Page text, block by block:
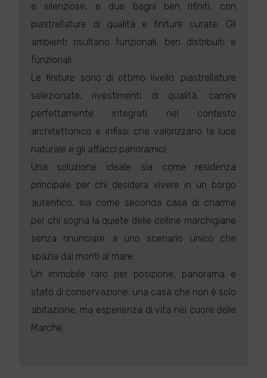
e silenziose, e due bagni ben rifiniti, con
piastrellature di qualità e finiture curate. Gli
ambienti risultano funzionali, ben distribuiti e
funzionali.
Le finiture sono di ottimo livello: piastrellature
selezionate, rivestimenti di qualità, camini
perfettamente integrati nel contesto
architettonico e infissi che valorizzano la luce
naturale e gli affacci panoramici.
Una soluzione ideale sia come residenza
principale per chi desidera vivere in un borgo
autentico, sia come seconda casa di charme
per chi sogna la quiete delle colline marchigiane
senza rinunciare a uno scenario unico che
spazia dai monti al mare.
Un immobile raro per posizione, panorama e
stato di conservazione: una casa che non è solo
abitazione, ma esperienza di vita nel cuore delle
Marche.